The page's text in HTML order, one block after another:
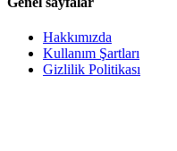
Hakkımızda
Kullanım Şartları
Gizlilik Politikası